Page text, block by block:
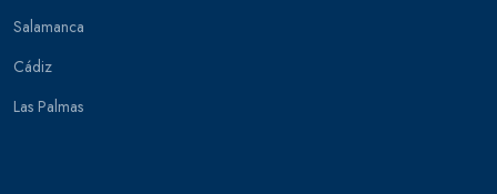
Salamanca
Cádiz
Las Palmas